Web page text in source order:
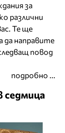
за
различни
Те ще
да направите
повод
подробно ...
седмица